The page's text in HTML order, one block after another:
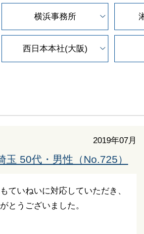
横浜事務所
西日本本社(大阪)
2019年07月
玉 50代・男性（No.725）
ていねいに対応していただき、
とうございました。